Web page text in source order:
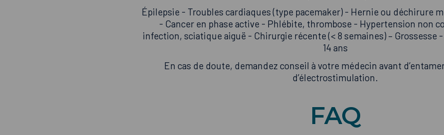
Épilepsie - Troubles cardiaques (type pacemaker) - Hernie ou déchirure
- Cancer en phase active - Phlébite, thrombose - Hypertension non
infection, sciatique aiguë - Chirurgie récente (< 8 semaines) – Grossesse
14 ans
En cas de doute, demandez conseil à votre médecin avant
d’électrostimulation.
FAQ